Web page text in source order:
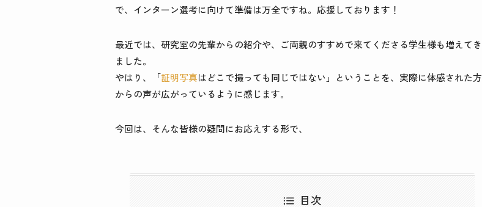
で、インターン選考に向けて準備は万全ですね。応援しております！
最近では、研究室の先輩からの紹介や、ご両親のすすめで来てくださる学生様も増えてき
ました。
やはり、「証明写真はどこで撮っても同じではない」ということを、実際に体感された方
からの声が広がっているように感じます。
今回は、そんな皆様の疑問にお応えする形で、
目次